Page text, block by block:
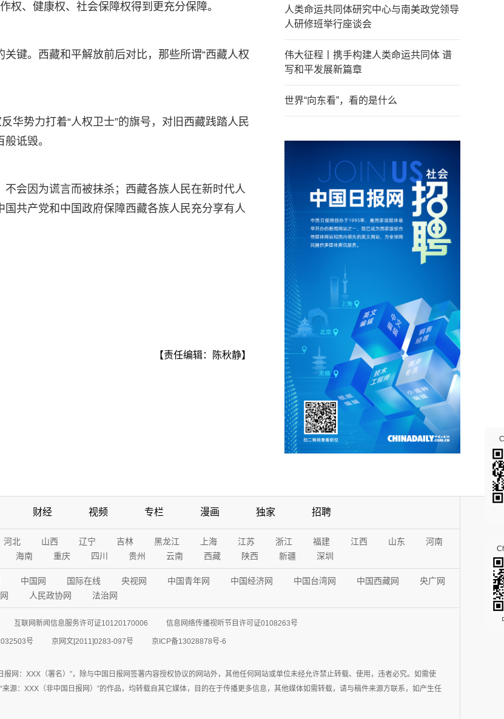
、健康权、社会保障权得到更充分保障。
键。西藏和平解放前后对比，那些所谓“西藏人权
华势力打着“人权卫士”的旗号，对旧西藏践踏人民
诋毁。
会因为谎言而被抹杀；西藏各族人民在新时代人
共产党和中国政府保障西藏各族人民充分享有人
【责任编辑：陈秋静】
人类命运共同体研究中心与南美政党领导
人研修班举行座谈会
伟大征程丨携手构建人类命运共同体 谱
写和平发展新篇章
世界“向东看”，看的是什么
财经 视频 专栏 漫画 独家 招聘
河北 山西 辽宁 吉林 黑龙江 上海 江苏 浙江 福建 江西 山东
河南
海南 重庆 四川 贵州 云南 西藏 陕西 新疆 深圳
中国网 国际在线 央视网 中国青年网 中国经济网 中国台湾网 中国西藏网
央广网
人民政协网 法治网
互联网新闻信息服务许可证10120170006 信息网络传播视听节目许可证0108263号
号 京网文[2011]0283-097号 京ICP备13028878号-6
报网：XXX（署名）”，除与中国日报网签署内容授权协议的网站外，其他任何网站或单位未经允许禁止转载、使用，违者必究。如需使
源：XXX（非中国日报网）”的作品，均转载自其它媒体，目的在于传播更多信息，其他媒体如需转载，请与稿件来源方联系，如产生任